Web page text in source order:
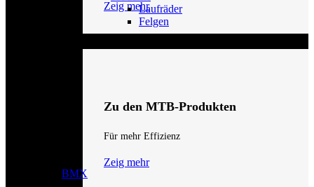
Zeig mehrLaufräder
Felgen
Zu den MTB-Produkten
Für mehr Effizienz
Zeig mehr
BMX